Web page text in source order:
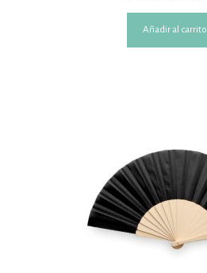
Añadir al carrito